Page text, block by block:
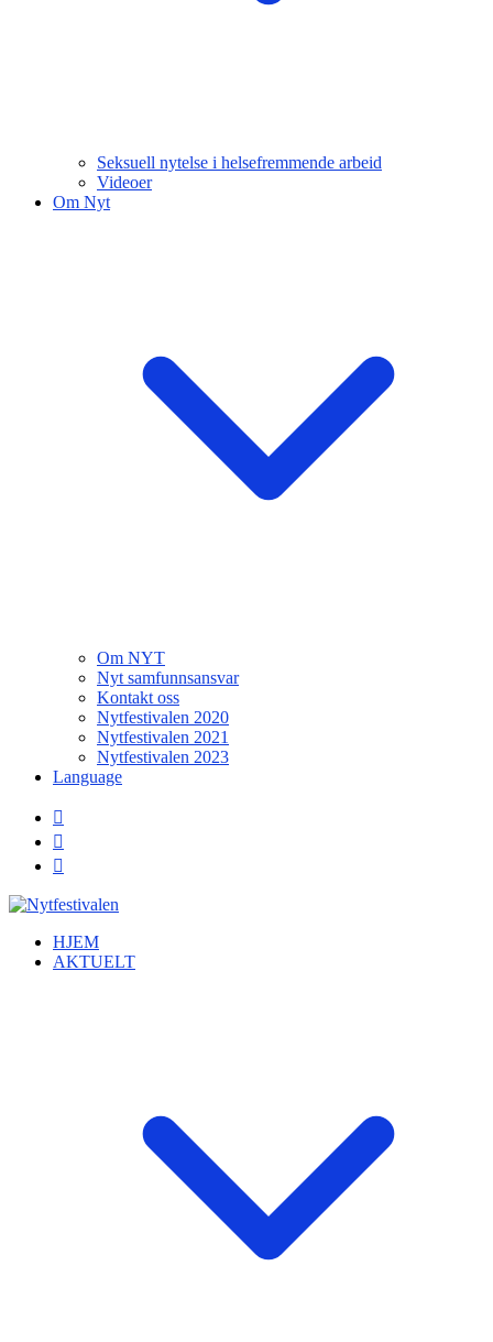
Seksuell nytelse i helsefremmende arbeid
Videoer
Om Nyt
Om NYT
Nyt samfunnsansvar
Kontakt oss
Nytfestivalen 2020
Nytfestivalen 2021
Nytfestivalen 2023
Language
HJEM
AKTUELT